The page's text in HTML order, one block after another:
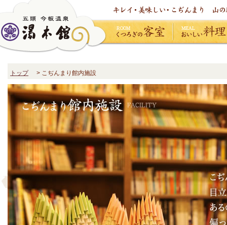
くつろぎの客室
トップ > こぢんまり館内施設